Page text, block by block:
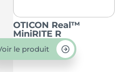
OTICON Real™
MiniRITE R
le produit